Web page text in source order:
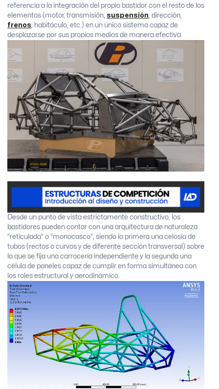
referencia a la integración del propio bastidor con el resto de los
elementos (motor, transmisión, suspensión , dirección,
frenos , habitáculo, etc.) en un único sistema capaz de
desplazarse por sus propios medios de manera efectiva.
Desde un punto de vista estrictamente constructivo, los
bastidores pueden contar con una arquitectura de naturaleza
“reticulada” o “monocasco”, siendo la primera una celosía de
tubos (rectos o curvos y de diferente sección transversal) sobre
la que se fija una carrocería independiente y la segunda una
célula de paneles capaz de cumplir en forma simultánea con
los roles estructural y aerodinámico.